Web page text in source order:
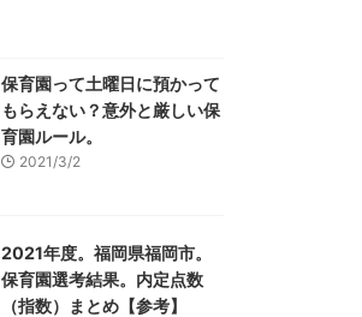
保育園って土曜日に預かって
もらえない？意外と厳しい保
育園ルール。
2021/3/2
2021年度。福岡県福岡市。
保育園選考結果。内定点数
（指数）まとめ【参考】